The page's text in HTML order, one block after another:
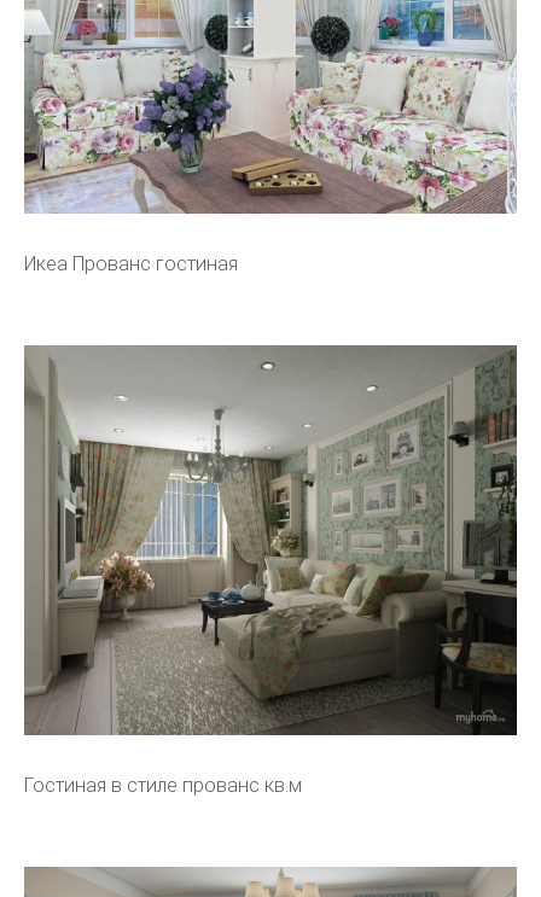
Икеа Прованс гостиная
Гостиная в стиле прованс кв.м